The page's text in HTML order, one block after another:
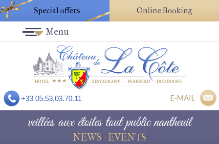
Special offers Online Booking
+33 05.53.03.70.11 E-MAIL
Menu
veillées aux étoiles tout public nantheuil
NEWS - EVENTS